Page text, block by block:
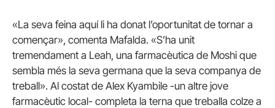
«La seva feina aquí li ha donat l’oportunitat de tornar a
començar», comenta Mafalda. «S’ha unit
tremendament a Leah, una farmacèutica de Moshi que
sembla més la seva germana que la seva companya de
treball». Al costat de Alex Kyambile -un altre jove
farmacèutic local- completa la terna que treballa colze a